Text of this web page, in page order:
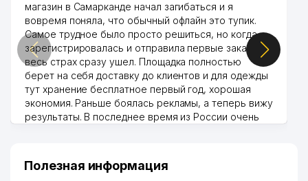
магазин в Самарканде начал загибаться и я
вовремя поняла, что обычный офлайн это тупик.
Самое трудное было просто решиться, но когда
зарегистрировалась и отправила первые заказы,
весь страх сразу ушел. Площадка полностью
берет на себя доставку до клиентов и для одежды
тут хранение бесплатное первый год, хорошая
экономия. Раньше боялась рекламы, а теперь вижу
результаты. В последнее время из России очень
Hamida 03.08.2026 12:45:39
Полезная информация